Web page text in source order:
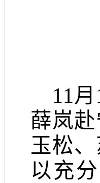
11月
薛岚
玉松
以充